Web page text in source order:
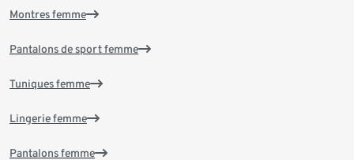
Montres femme
Pantalons de sport femme
Tuniques femme
Lingerie femme
Pantalons femme